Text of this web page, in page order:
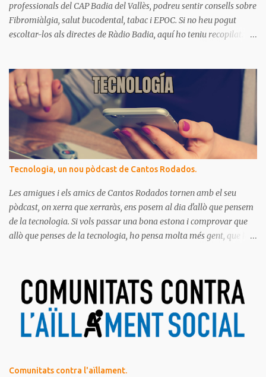
professionals del CAP Badia del Vallès, podreu sentir consells sobre
Fibromiàlgia, salut bucodental, tabac i EPOC. Si no heu pogut
escoltar-los als directes de Ràdio Badia, aquí ho teniu recopilat.
Tecnologia, un nou pòdcast de Cantos Rodados.
Les amigues i els amics de Cantos Rodados tornen amb el seu
pòdcast, on xerra que xerraràs, ens posem al dia d'allò que pensem
de la tecnologia. Si vols passar una bona estona i comprovar que
allò que penses de la tecnologia, ho pensa molta més gent, que la
Ja saps el que diem, no t'ho pots perdre!
Comunitats contra l'aïllament.